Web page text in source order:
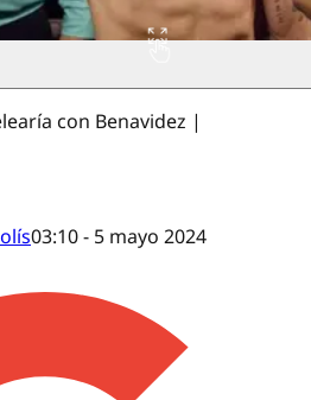
con Benavidez |
03:10 - 5 mayo 2024